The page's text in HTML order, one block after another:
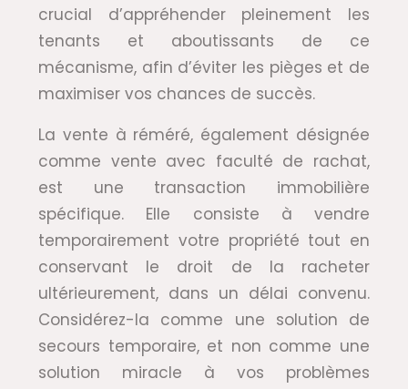
crucial d’appréhender pleinement les
tenants et aboutissants de ce
mécanisme, afin d’éviter les pièges et de
maximiser vos chances de succès.
La vente à réméré, également désignée
comme vente avec faculté de rachat,
est une transaction immobilière
spécifique. Elle consiste à vendre
temporairement votre propriété tout en
conservant le droit de la racheter
ultérieurement, dans un délai convenu.
Considérez-la comme une solution de
secours temporaire, et non comme une
solution miracle à vos problèmes